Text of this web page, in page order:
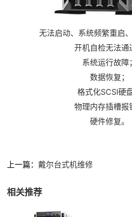
无法启动、系统频繁重启
开机自检无法通
系统运行故障；
数据恢复；
格式化SCSI硬盘
物理内存插槽报
硬件修复。
上一篇： 戴尔台式机维修
相关推荐